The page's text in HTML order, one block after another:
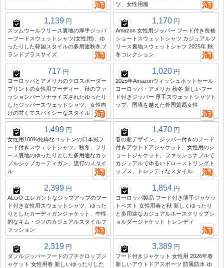
ツ、女性用服
1,139 円
スラムウールフリース裏地の厚手ジッパ
ーフードスウェットシャツ(女性用)、ゆ
ったりした韓国スタイルの多用途秋冬ブ
ランドプラスサイズ
1,170 円
Amazon 女性用ジッパー フード付き長袖
ショートスウェットシャツ カジュアルフ
リース裏地スウェットシャツ 2025年 秋
冬コレクション
717 円
ヨーロッパとアメリカのクロスボーダー
プリントの女性用フーディー、秋のファ
ッションパーソナライズされたゆったり
したジッパースウェットシャツ、女性向
けの甘くてスパイシーなスタイル
1,020 円
2025年Amazonウィッシュホットセール
ヨーロッパ・アメリカ 秋冬 新しいフー
ド付きジッパー 厚手スウェットシャツト
ップ、国境を越えた外国貿易女性
1,499 円
女性用100%純粋なコットンの日本風フ
ード付きスウェットシャツ、秋冬、フリ
ース裏地のゆったりとした多用途なカッ
プルジップカーディガン、流行のスタイ
ル
1,470 円
春の新デザイン、ジッパー付きのフード
付きアウトドアジャケット、女性用のシ
ョートジャケット、ファッショナブルで
カジュアルでゆるいドローストリングト
ップス、トレンディなスタイル
2,399 円
ALOO エレガントなジップアップのフー
ド付き女性用スウェットシャツ、ゆった
りとしたカーディガンジャケット、中性
的なキム・ジソのカジュアルスタイルフ
ァッション
1,854 円
ヨーロッパ製品 フード付き薄手ジャケッ
トベスト 女性用春と秋 新しくゆったり
と多用途なカジュアルホースクリップシ
ョルダージャケット トレンディ
2,319 円
ダブルジッパーフードのプチクロップジ
ャケット 女性用春 新しいゆったりした
3,389 円
フード付きジャケット 女性用 2026年春
新しいアウトドアスポーツ 防風防水 ゆ